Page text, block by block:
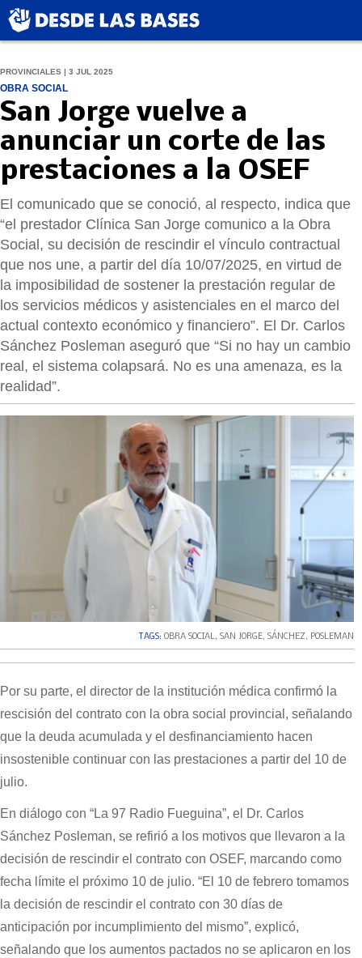
PROVINCIALES | 3 JUL 2025
OBRA SOCIAL
San Jorge vuelve a
anunciar un corte de las
prestaciones a la OSEF
El comunicado que se conoció, al respecto, indica que
“el prestador Clínica San Jorge comunico a la Obra
Social, su decisión de rescindir el vínculo contractual
que nos une, a partir del día 10/07/2025, en virtud de
la imposibilidad de sostener la prestación regular de
los servicios médicos y asistenciales en el marco del
actual contexto económico y financiero”. El Dr. Carlos
Sánchez Posleman aseguró que “Si no hay un cambio
real, el sistema colapsará. No es una amenaza, es la
realidad”.
TAGS: OBRA SOCIAL, SAN JORGE, SÁNCHEZ, POSLEMAN
Por su parte, el director de la institución médica confirmó la
rescisión del contrato con la obra social provincial, señalando
que la deuda acumulada y el desfinanciamiento hacen
insostenible continuar con las prestaciones a partir del 10 de
julio.
En diálogo con “La 97 Radio Fueguina”, el Dr. Carlos
Sánchez Posleman, se refirió a los motivos que llevaron a la
decisión de rescindir el contrato con OSEF, marcando como
fecha límite el próximo 10 de julio. “El 10 de febrero tomamos
la decisión de rescindir el contrato con 30 días de
anticipación por incumplimiento del mismo”, explicó,
señalando que los aumentos pactados no se aplicaron en los